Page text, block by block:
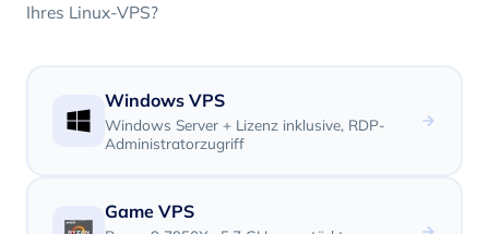
Ihres Linux-VPS?
Windows VPS
Windows Server + Lizenz inklusive, RDP-
Administratorzugriff
Game VPS